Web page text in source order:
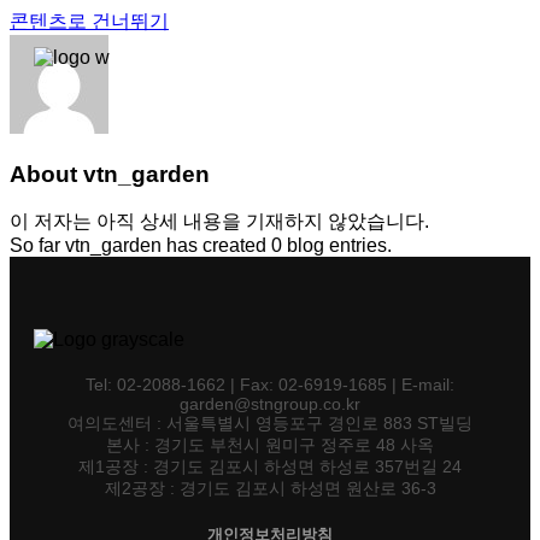
콘텐츠로 건너뛰기
About vtn_garden
이 저자는 아직 상세 내용을 기재하지 않았습니다.
So far vtn_garden has created 0 blog entries.
Tel: 02-2088-1662 | Fax: 02-6919-1685 | E-mail:
garden@stngroup.co.kr
여의도센터 : 서울특별시 영등포구 경인로 883 ST빌딩
본사 : 경기도 부천시 원미구 정주로 48 사옥
제1공장 : 경기도 김포시 하성면 하성로 357번길 24
제2공장 : 경기도 김포시 하성면 원산로 36-3
개인정보처리방침